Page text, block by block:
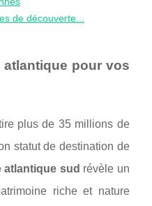
de découverte...
pour vos
plus de 35 millions de
statut de destination de
sud révèle un
riche et nature